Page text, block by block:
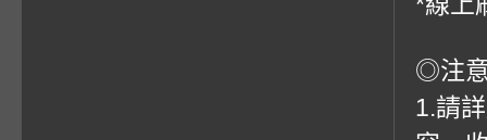
◎注
1.請